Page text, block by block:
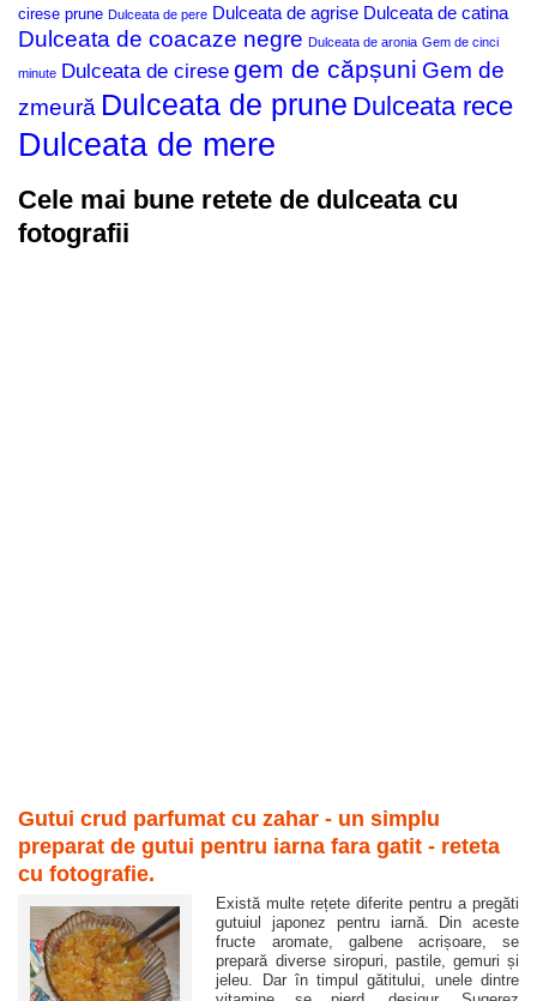
cirese prune Dulceata de pere Dulceata de agrise Dulceata de catina
Dulceata de coacaze negre Dulceata de aronia Gem de cinci
minute Dulceata de cirese gem de căpșuni Gem de
zmeură Dulceata de prune Dulceata rece
Dulceata de mere
Cele mai bune retete de dulceata cu
fotografii
Gutui crud parfumat cu zahar - un simplu
preparat de gutui pentru iarna fara gatit - reteta
cu fotografie.
Există multe rețete diferite pentru a pregăti
gutuiul japonez pentru iarnă. Din aceste
fructe aromate, galbene acrișoare, se
prepară diverse siropuri, pastile, gemuri și
jeleu. Dar în timpul gătitului, unele dintre